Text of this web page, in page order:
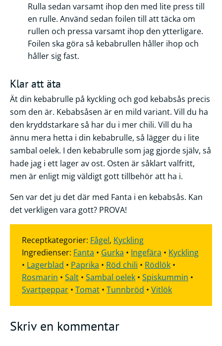
Rulla sedan varsamt ihop den med lite press till
en rulle. Använd sedan foilen till att täcka om
rullen och pressa varsamt ihop den ytterligare.
Foilen ska göra så kebabrullen håller ihop och
håller sig fast.
Klar att äta
Ät din kebabrulle på kyckling och god kebabsås precis
som den är. Kebabsåsen är en mild variant. Vill du ha
den kryddstarkare så har du i mer chili. Vill du ha
ännu mera hetta i din kebabrulle, så lägger du i lite
sambal oelek. I den kebabrulle som jag gjorde själv, så
hade jag i ett lager av ost. Osten är såklart valfritt,
men är enligt mig väldigt gott tillbehör att ha i.
Sen var det ju det där med Fanta i en kebabsås. Kan
det verkligen vara gott? PROVA!
Receptkategorier: Fågel, Kyckling
Ingredienser: Fanta • Gurka • Ingefära • Kyckling
• Lagerblad • Paprika • Röd chili • Rödlök •
Rosmarin • Salt • Sambal oelek • Spiskummin •
Svartpeppar • Tomat • Tunnbröd • Vitlök
Skriv en kommentar